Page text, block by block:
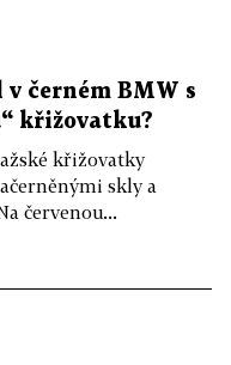
v černém BMW s
křižovatku?
křižovatky
skly a
červenou...